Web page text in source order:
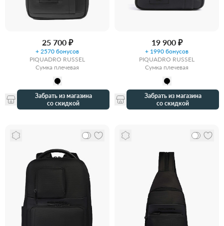
25 700 ₽
+ 2570 бонусов
PIQUADRO RUSSEL
Сумка плечевая
Забрать из магазина
со скидкой
19 900 ₽
+ 1990 бонусов
PIQUADRO RUSSEL
Сумка плечевая
Забрать из магазина
со скидкой